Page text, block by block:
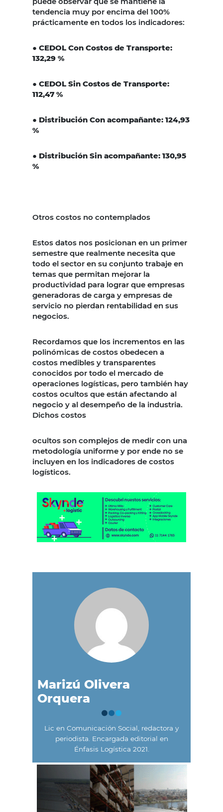
tendencia muy por encima del 100%
prácticamente en todos los indicadores:
● CEDOL Con Costos de Transporte:
132,29 %
● CEDOL Sin Costos de Transporte:
112,47 %
● Distribución Con acompañante: 124,93
%
● Distribución Sin acompañante: 130,95
%
Otros costos no contemplados
Estos datos nos posicionan en un primer
semestre que realmente necesita que
todo el sector en su conjunto trabaje en
temas que permitan mejorar la
productividad para lograr que empresas
generadoras de carga y empresas de
servicio no pierdan rentabilidad en sus
negocios.
Recordamos que los incrementos en las
polinómicas de costos obedecen a
costos medibles y transparentes
conocidos por todo el mercado de
operaciones logísticas, pero también hay
costos ocultos que están afectando al
negocio y al desempeño de la industria.
Dichos costos
ocultos son complejos de medir con una
metodología uniforme y por ende no se
incluyen en los indicadores de costos
logísticos.
Marizú Olivera
Orquera
Lic en Comunicación Social, redactora y
periodista. Encargada editorial en
Énfasis Logística 2021.